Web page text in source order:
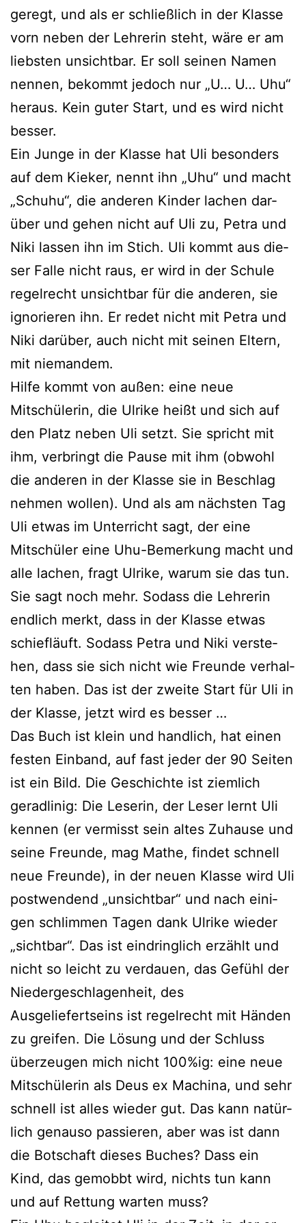
ge­regt, und als er schließ­lich in der Klasse
vorn neben der Lehrerin steht, wäre er am
liebs­ten unsicht­bar. Er soll sei­nen Namen
nen­nen, bekommt jedoch nur „U… U… Uhu“
her­aus. Kein guter Start, und es wird nicht
besser.
Ein Junge in der Klasse hat Uli beson­ders
auf dem Kieker, nennt ihn „Uhu“ und macht
„Schuhu“, die ande­ren Kinder lachen dar­
über und gehen nicht auf Uli zu, Petra und
Niki las­sen ihn im Stich. Uli kommt aus die­
ser Falle nicht raus, er wird in der Schule
regel­recht unsicht­bar für die ande­ren, sie
igno­rie­ren ihn. Er redet nicht mit Petra und
Niki dar­über, auch nicht mit sei­nen Eltern,
mit niemandem.
Hilfe kommt von außen: eine neue
Mitschülerin, die Ulrike heißt und sich auf
den Platz neben Uli setzt. Sie spricht mit
ihm, ver­bringt die Pause mit ihm (obwohl
die ande­ren in der Klasse sie in Beschlag
neh­men wol­len). Und als am nächs­ten Tag
Uli etwas im Unterricht sagt, der eine
Mitschüler eine Uhu-Bemerkung macht und
alle lachen, fragt Ulrike, war­um sie das tun.
Sie sagt noch mehr. Sodass die Lehrerin
end­lich merkt, dass in der Klasse etwas
schief­läuft. Sodass Petra und Niki ver­ste­
hen, dass sie sich nicht wie Freunde ver­hal­
ten haben. Das ist der zwei­te Start für Uli in
der Klasse, jetzt wird es besser …
Das Buch ist klein und hand­lich, hat einen
fes­ten Einband, auf fast jeder der 90 Seiten
ist ein Bild. Die Geschichte ist ziem­lich
gerad­li­nig: Die Leserin, der Leser lernt Uli
ken­nen (er ver­misst sein altes Zuhause und
sei­ne Freunde, mag Mathe, fin­det schnell
neue Freunde), in der neu­en Klasse wird Uli
post­wen­dend „unsicht­bar“ und nach eini­
gen schlim­men Tagen dank Ulrike wie­der
„sicht­bar“. Das ist ein­dring­lich erzählt und
nicht so leicht zu ver­dau­en, das Gefühl der
Niedergeschlagenheit, des
Ausgeliefertseins ist regel­recht mit Händen
zu grei­fen. Die Lösung und der Schluss
über­zeu­gen mich nicht 100%ig: eine neue
Mitschülerin als Deus ex Machina, und sehr
schnell ist alles wie­der gut. Das kann natür­
lich genau­so pas­sie­ren, aber was ist dann
die Botschaft die­ses Buches? Dass ein
Kind, das gemobbt wird, nichts tun kann
und auf Rettung war­ten muss?